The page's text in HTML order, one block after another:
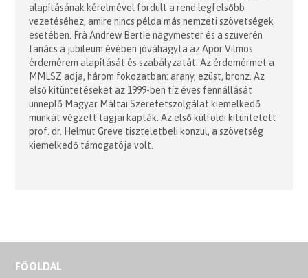
alapításának kérelmével fordult a rend legfelsőbb
vezetéséhez, amire nincs példa más nemzeti szövetségek
esetében. Frà Andrew Bertie nagymester és a szuverén
tanács a jubileum évében jóváhagyta az Apor Vilmos
érdemérem alapítását és szabályzatát. Az érdemérmet a
MMLSZ adja, három fokozatban: arany, ezüst, bronz. Az
első kitüntetéseket az 1999-ben tíz éves fennállását
ünneplő Magyar Máltai Szeretetszolgálat kiemelkedő
munkát végzett tagjai kapták. Az első külföldi kitüntetett
prof. dr. Helmut Greve tiszteletbeli konzul, a szövetség
kiemelkedő támogatója volt.
FŐOLDAL